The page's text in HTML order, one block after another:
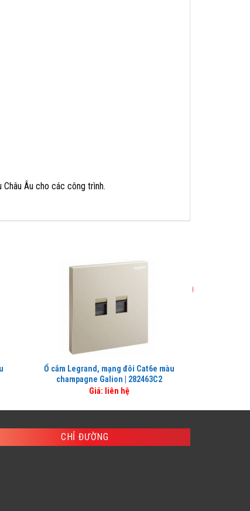
Âu cho các công trình.
Ổ cắm Legrand, mạng đôi Cat6e màu
champagne Galion | 282463C2
Giá: liên hệ
CHỈ ĐƯỜNG